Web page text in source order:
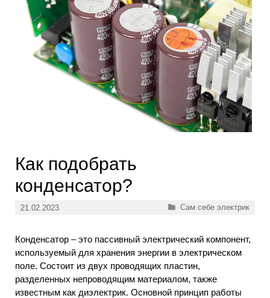
Как подобрать
конденсатор?
21.02.2023 Рубрики
Сам себе электрик
Конденсатор – это пассивный электрический компонент,
используемый для хранения энергии в электрическом
поле. Состоит из двух проводящих пластин,
разделенных непроводящим материалом, также
известным как диэлектрик. Основной принцип работы